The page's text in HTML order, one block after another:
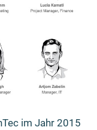
im Jahr 2015